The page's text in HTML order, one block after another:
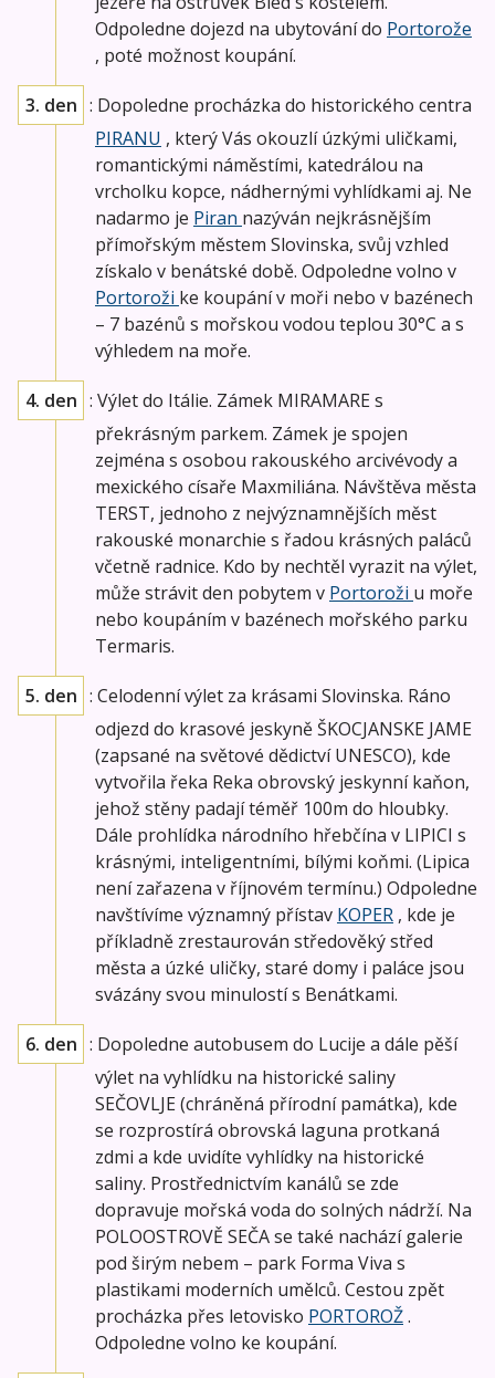
Odpoledne dojezd na ubytování do Portorože
, poté možnost koupání.
3. den : Dopoledne procházka do historického centra
PIRANU , který Vás okouzlí úzkými uličkami,
romantickými náměstími, katedrálou na
vrcholku kopce, nádhernými vyhlídkami aj. Ne
nadarmo je Piran nazýván nejkrásnějším
přímořským městem Slovinska, svůj vzhled
získalo v benátské době. Odpoledne volno v
Portoroži ke koupání v moři nebo v bazénech
– 7 bazénů s mořskou vodou teplou 30°C a s
výhledem na moře.
4. den : Výlet do Itálie. Zámek MIRAMARE s
překrásným parkem. Zámek je spojen
zejména s osobou rakouského arcivévody a
mexického císaře Maxmiliána. Návštěva města
TERST, jednoho z nejvýznamnějších měst
rakouské monarchie s řadou krásných paláců
včetně radnice. Kdo by nechtěl vyrazit na výlet,
může strávit den pobytem v Portoroži u moře
nebo koupáním v bazénech mořského parku
Termaris.
5. den : Celodenní výlet za krásami Slovinska. Ráno
odjezd do krasové jeskyně ŠKOCJANSKE JAME
(zapsané na světové dědictví UNESCO), kde
vytvořila řeka Reka obrovský jeskynní kaňon,
jehož stěny padají téměř 100m do hloubky.
Dále prohlídka národního hřebčína v LIPICI s
krásnými, inteligentními, bílými koňmi. (Lipica
není zařazena v říjnovém termínu.) Odpoledne
navštívíme významný přístav KOPER , kde je
příkladně zrestaurován středověký střed
města a úzké uličky, staré domy i paláce jsou
svázány svou minulostí s Benátkami.
6. den : Dopoledne autobusem do Lucije a dále pěší
výlet na vyhlídku na historické saliny
SEČOVLJE (chráněná přírodní památka), kde
se rozprostírá obrovská laguna protkaná
zdmi a kde uvidíte vyhlídky na historické
saliny. Prostřednictvím kanálů se zde
dopravuje mořská voda do solných nádrží. Na
POLOOSTROVĚ SEČA se také nachází galerie
pod širým nebem – park Forma Viva s
plastikami moderních umělců. Cestou zpět
procházka přes letovisko PORTOROŽ.
Odpoledne volno ke koupání.